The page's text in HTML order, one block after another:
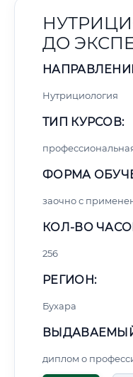
ДО
Нутрициология
ТИП КУРСОВ:
ФОРМА
заочно с
КОЛ-ВО
256
РЕГИОН:
Бухара
диплом о